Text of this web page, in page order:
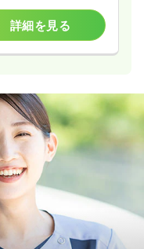
詳細を見る